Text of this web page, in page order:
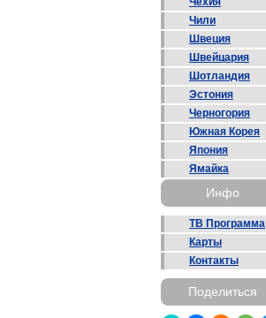
Чили
Швеция
Швейцария
Шотландия
Эстония
Черногория
Южная Корея
Япония
Ямайка
Инфо
ТВ Программа
Карты
Контакты
Поделиться